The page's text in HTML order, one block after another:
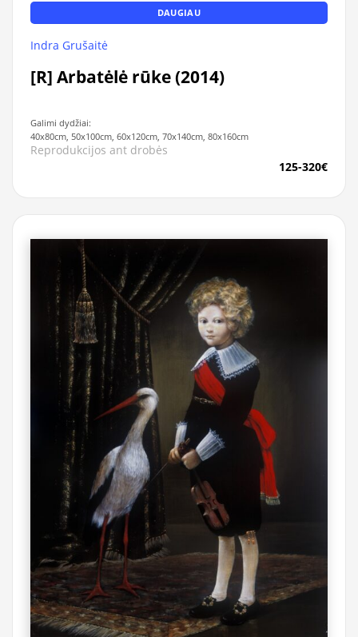
DAUGIAU
Indra Grušaitė
[R] Arbatėlė rūke (2014)
Galimi dydžiai:
40x80cm, 50x100cm, 60x120cm, 70x140cm, 80x160cm
Reprodukcijos ant drobės
125-320€